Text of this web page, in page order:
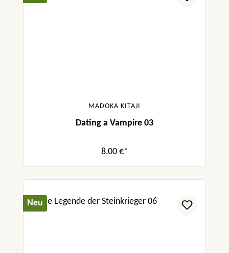
MADOKA KITAJI
Dating a Vampire 03
8,00 €*
Neu